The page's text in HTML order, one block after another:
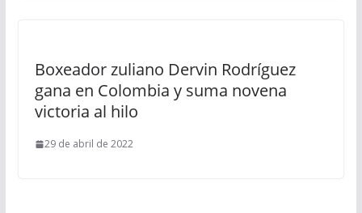
Boxeador zuliano Dervin Rodríguez
gana en Colombia y suma novena
victoria al hilo
29 de abril de 2022